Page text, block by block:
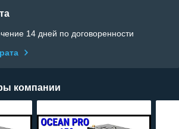
14 дней по договоренности
компании